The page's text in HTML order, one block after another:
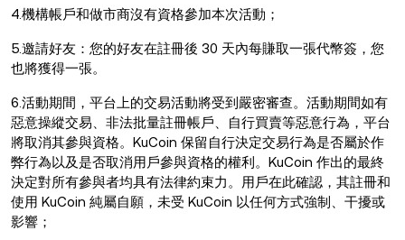
4.機構帳戶和做市商沒有資格參加本次活動；
5.邀請好友：您的好友在註冊後 30 天內每賺取一張代幣簽，您
也將獲得一張。
6.活動期間，平台上的交易活動將受到嚴密審查。活動期間如有
惡意操縱交易、非法批量註冊帳戶、自行買賣等惡意行為，平台
將取消其參與資格。KuCoin 保留自行決定交易行為是否屬於作
弊行為以及是否取消用戶參與資格的權利。KuCoin 作出的最終
決定對所有參與者均具有法律約束力。用戶在此確認，其註冊和
使用 KuCoin 純屬自願，未受 KuCoin 以任何方式強制、干擾或
影響；